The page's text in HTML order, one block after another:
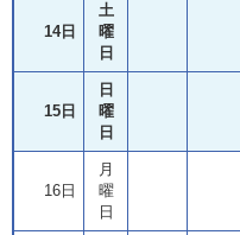
14日
土
曜
日
15日
日
曜
日
16日
月
曜
日